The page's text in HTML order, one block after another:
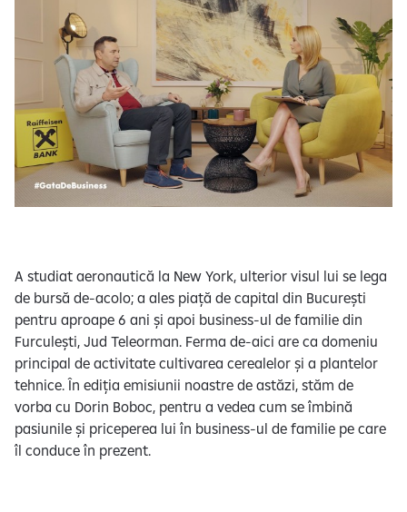
A studiat aeronautică la New York, ulterior visul lui se lega
de bursă de-acolo; a ales piață de capital din București
pentru aproape 6 ani și apoi business-ul de familie din
Furculești, Jud Teleorman. Ferma de-aici are ca domeniu
principal de activitate cultivarea cerealelor și a plantelor
tehnice. În ediția emisiunii noastre de astăzi, stăm de
vorba cu Dorin Boboc, pentru a vedea cum se îmbină
pasiunile și priceperea lui în business-ul de familie pe care
îl conduce în prezent.